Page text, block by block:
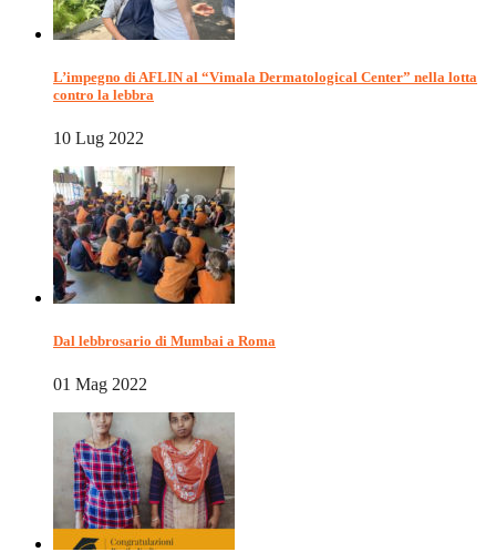
L’impegno di AFLIN al “Vimala Dermatological Center” nella lotta
contro la lebbra
10 Lug 2022
Dal lebbrosario di Mumbai a Roma
01 Mag 2022